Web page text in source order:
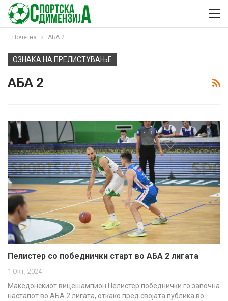
Почетна АБА 2
ОЗНАКА НА ПРЕЛИСТУВАЊЕ
АБА 2
Пелистер со победнички старт во АБА 2 лигата
1 Окт, 2024
Македонскиот вицешампион Пелистер победнички го започна
настапот во АБА 2 лигата, откако пред својата публика во…